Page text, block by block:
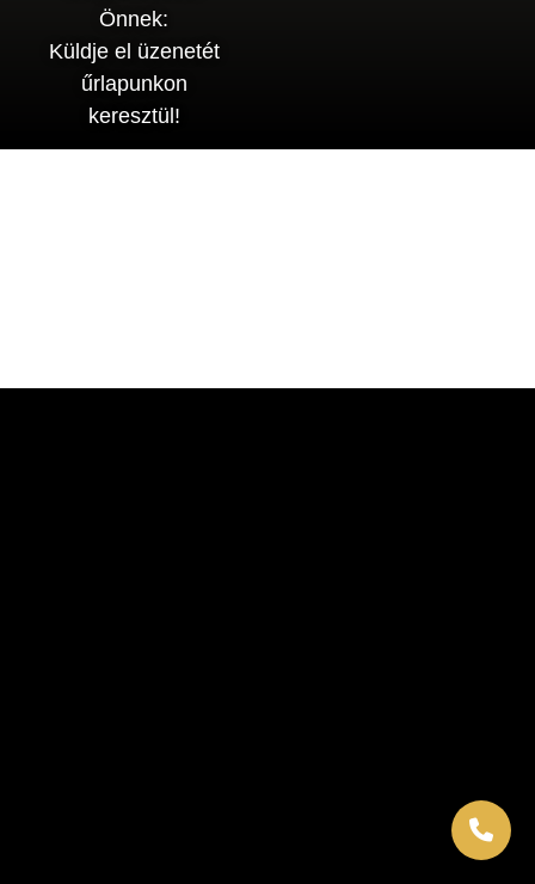
Önnek:
Küldje el üzenetét
űrlapunkon
keresztül!